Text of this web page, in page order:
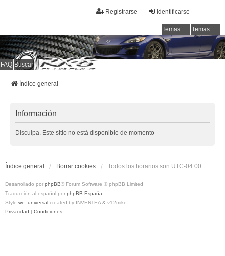
Identificarse
Registrarse
Temas sin respuesta Temas activos
Welcome to all rotarys !!!
FAQ Buscar
Índice general
Información
Disculpa. Este sitio no está disponible de momento
Índice general Borrar cookies Todos los horarios son UTC-04:00
Desarrollado por phpBB® Forum Software © phpBB Limited
Traducción al español por phpBB España
Style we_universal created by INVENTEA & v12mike
Privacidad | Condiciones